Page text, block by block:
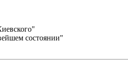
состоянии"